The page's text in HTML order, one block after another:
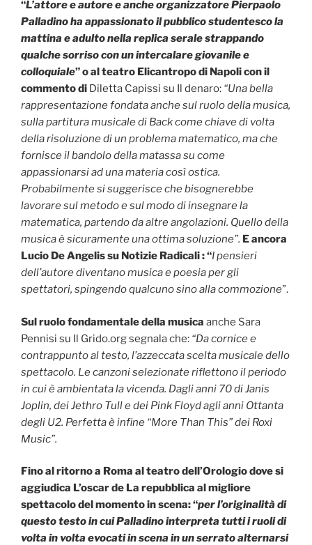
“L’attore e autore e anche organizzatore Pierpaolo
Palladino ha appassionato il pubblico studentesco la
mattina e adulto nella replica serale strappando
qualche sorriso con un intercalare giovanile e
colloquiale” o al teatro Elicantropo di Napoli con il
commento di Diletta Capissi su Il denaro: “Una bella
rappresentazione fondata anche sul ruolo della musica,
sulla partitura musicale di Back come chiave di volta
della risoluzione di un problema matematico, ma che
fornisce il bandolo della matassa su come
appassionarsi ad una materia così ostica.
Probabilmente si suggerisce che bisognerebbe
lavorare sul metodo e sul modo di insegnare la
matematica, partendo da altre angolazioni. Quello della
musica è sicuramente una ottima soluzione”. E ancora
Lucio De Angelis su Notizie Radicali : “I pensieri
dell’autore diventano musica e poesia per gli
spettatori, spingendo qualcuno sino alla commozione”.
Sul ruolo fondamentale della musica anche Sara
Pennisi su Il Grido.org segnala che: “Da cornice e
contrappunto al testo, l’azzeccata scelta musicale dello
spettacolo. Le canzoni selezionate riflettono il periodo
in cui è ambientata la vicenda. Dagli anni 70 di Janis
Joplin, dei Jethro Tull e dei Pink Floyd agli anni Ottanta
degli U2. Perfetta è infine “More Than This” dei Roxi
Music”.
Fino al ritorno a Roma al teatro dell’Orologio dove si
aggiudica L’oscar de La repubblica al migliore
spettacolo del momento in scena: “per l’originalità di
questo testo in cui Palladino interpreta tutti i ruoli di
volta in volta evocati in scena in un serrato alternarsi